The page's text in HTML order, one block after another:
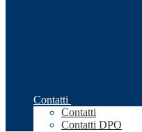
Contatti
Contatti
Contatti DPO